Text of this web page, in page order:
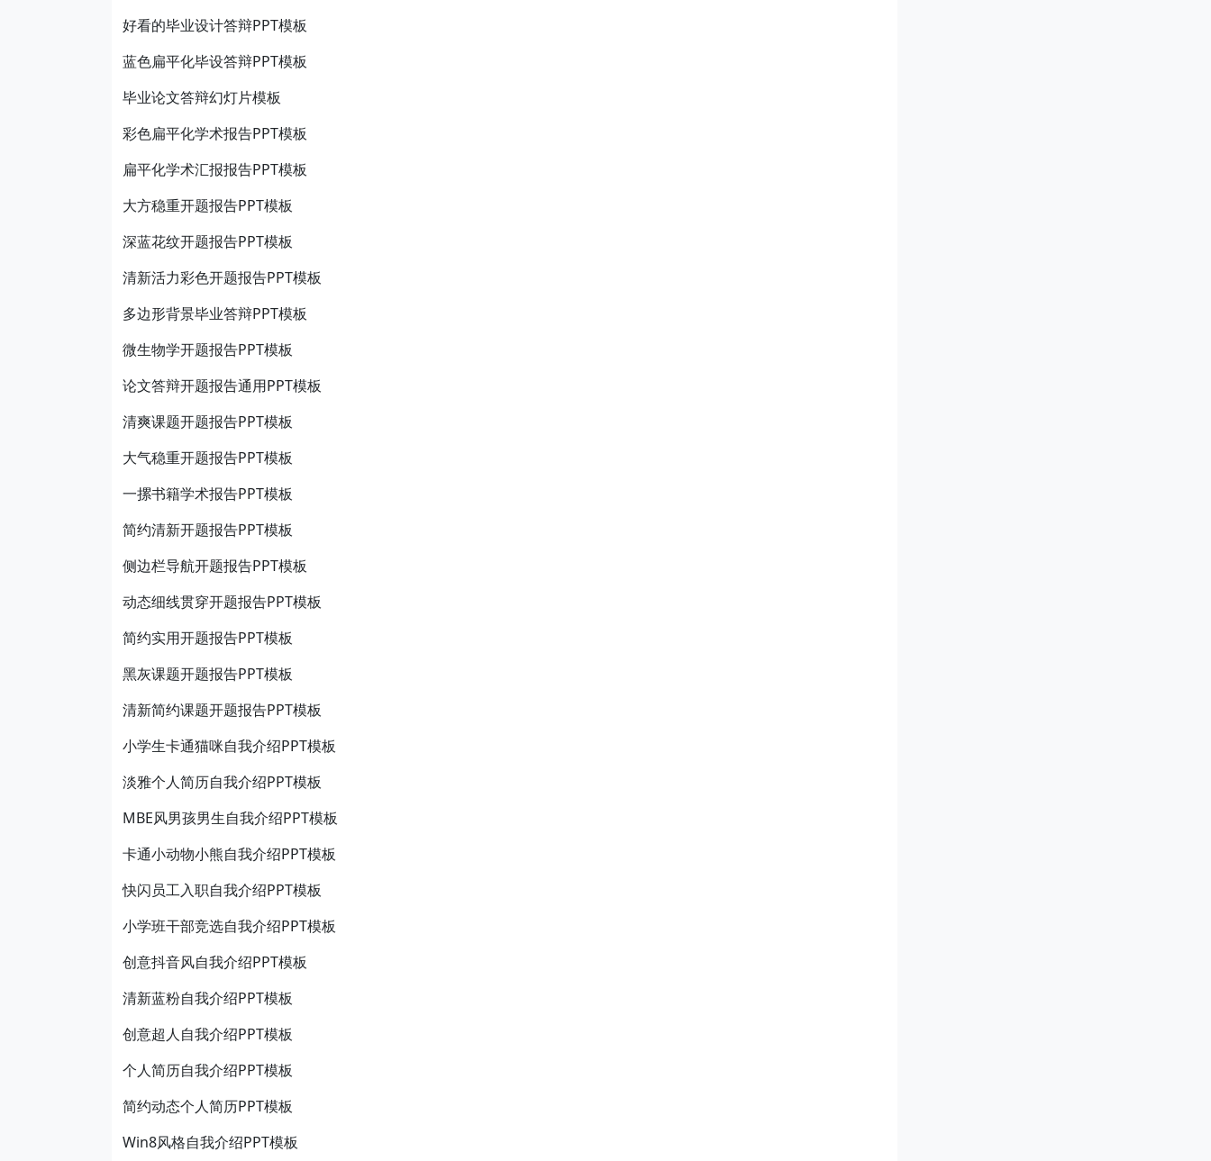
好看的毕业设计答辩PPT模板
蓝色扁平化毕设答辩PPT模板
毕业论文答辩幻灯片模板
彩色扁平化学术报告PPT模板
扁平化学术汇报报告PPT模板
大方稳重开题报告PPT模板
深蓝花纹开题报告PPT模板
清新活力彩色开题报告PPT模板
多边形背景毕业答辩PPT模板
微生物学开题报告PPT模板
论文答辩开题报告通用PPT模板
清爽课题开题报告PPT模板
大气稳重开题报告PPT模板
一摞书籍学术报告PPT模板
简约清新开题报告PPT模板
侧边栏导航开题报告PPT模板
动态细线贯穿开题报告PPT模板
简约实用开题报告PPT模板
黑灰课题开题报告PPT模板
清新简约课题开题报告PPT模板
小学生卡通猫咪自我介绍PPT模板
淡雅个人简历自我介绍PPT模板
MBE风男孩男生自我介绍PPT模板
卡通小动物小熊自我介绍PPT模板
快闪员工入职自我介绍PPT模板
小学班干部竞选自我介绍PPT模板
创意抖音风自我介绍PPT模板
清新蓝粉自我介绍PPT模板
创意超人自我介绍PPT模板
个人简历自我介绍PPT模板
简约动态个人简历PPT模板
Win8风格自我介绍PPT模板